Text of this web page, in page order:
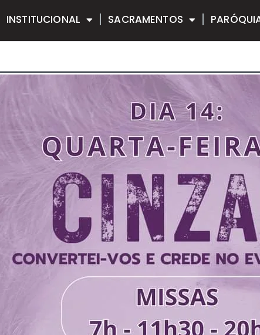
INSTITUCIONAL SACRAMENTOS